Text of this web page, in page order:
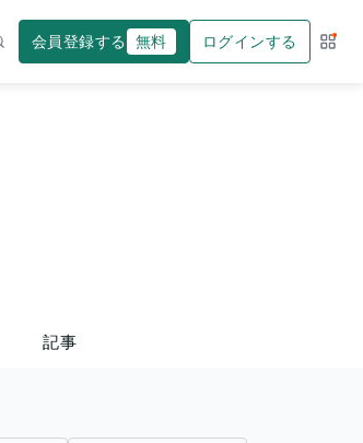
会員登録する 無料 ログインする サー
記事